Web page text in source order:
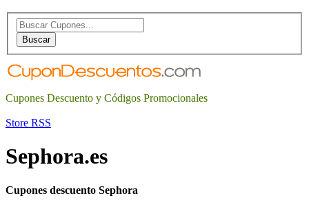
Search
for:Buscar
Cupones Descuento y Códigos Promocionales
Store RSS
Sephora.es
Cupones descuento Sephora